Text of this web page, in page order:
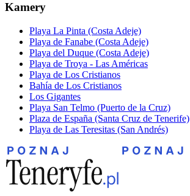
Kamery
Playa La Pinta (Costa Adeje)
Playa de Fanabe (Costa Adeje)
Playa del Duque (Costa Adeje)
Playa de Troya - Las Américas
Playa de Los Cristianos
Bahía de Los Cristianos
Los Gigantes
Playa San Telmo (Puerto de la Cruz)
Plaza de España (Santa Cruz de Tenerife)
Playa de Las Teresitas (San Andrés)